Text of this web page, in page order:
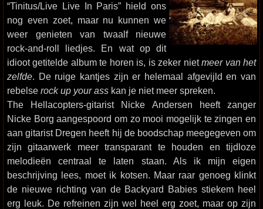
“Tinitus/Live Live In Paris” hield ons
nog even zoet, maar nu kunnen we
weer genieten van twaalf nieuwe
rock-and-roll liedjes. En wat op dit
idioot getitelde album te horen is, is zeker nietmeer van het
zelfde. De ruige kantjes zijn er helemaal afgevijld en van
rebelse rock up your ass kan je niet meer spreken.
The Hellacopters-gitarist Nicke Andersen heeft zanger
Nicke Borg aangespoord om zo mooi mogelijk te zingen en
aan gitarist Dregen heeft hij de boodschap meegegeven om
zijn gitaarwerk meer transparant te houden en tijdloze
melodieën centraal te laten staan. Als ik mijn eigen
beschrijving lees, moet ik kotsen. Maar raar genoeg klinkt
de nieuwe richting van de Backyard Babies stiekem heel
erg leuk. De refreinen zijn wel heel erg zoet, maar op zijn